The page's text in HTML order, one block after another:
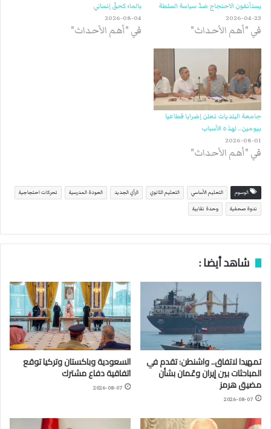
يستأنفون الاحتجاج ضدّ سياسة السلطة
2026-04-23
في "أهم الأحداث"
بالماء كحقّ إنساني
2026-08-04
في "أهم الأحداث"
جامعة البلديات تعلن إضرابا قطاعيا
بيومين.. لهذه الأسباب
2026-08-01
في "أهم الأحداث"
الوسوم التعليم الأساسي التعليم الثانوي الرأي الجديد العودة المدرسية تحركات احتجاجية
ندوة صحفية وحدة نقابية
شاهد أيضا :
تمهيدا لاتفاق.. واشنطن: تقدم في
المباحثات بين إيران وعُمان بشأن
مضيق هرمز
2026-08-07
السعودية وباكستان وتركيا توقع
اتفاقية دفاع مشترك
2026-08-07